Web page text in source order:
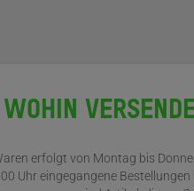
erfolgt von Montag bis
Uhr eingegangene